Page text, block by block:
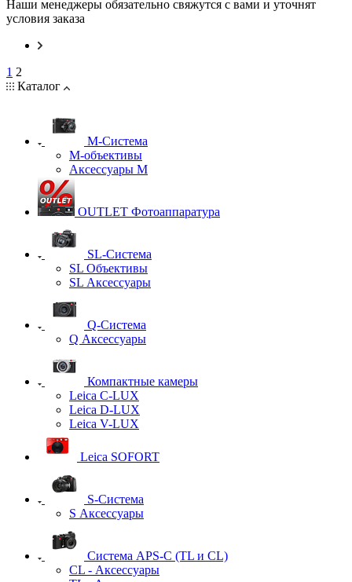
Наши менеджеры обязательно свяжутся с вами и уточнят
условия заказа
1 2
Каталог
M-Система
М-объективы
Аксессуары М
OUTLET Фотоаппаратура
SL-Система
SL Объективы
SL Аксессуары
Q-Cистема
Q Аксессуары
Компактные камеры
Leica C-LUX
Leica D-LUX
Leica V-LUX
Leica SOFORT
S-Система
S Аксессуары
Система APS-C (TL и CL)
CL - Аксессуары